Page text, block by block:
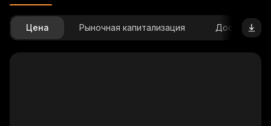
Цена Рыночная капитализация Доступное